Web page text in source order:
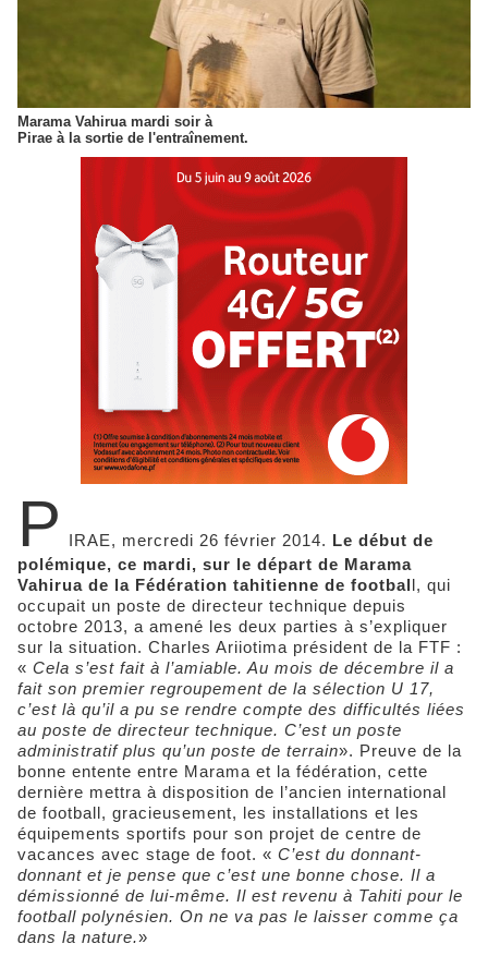
Marama Vahirua mardi soir à
Pirae à la sortie de l'entraînement.
P IRAE, mercredi 26 février 2014. Le début de
polémique, ce mardi, sur le départ de Marama
Vahirua de la Fédération tahitienne de football, qui
occupait un poste de directeur technique depuis
octobre 2013, a amené les deux parties à s’expliquer
sur la situation. Charles Ariiotima président de la FTF :
« Cela s’est fait à l’amiable. Au mois de décembre il a
fait son premier regroupement de la sélection U 17,
c’est là qu’il a pu se rendre compte des difficultés liées
au poste de directeur technique. C’est un poste
administratif plus qu’un poste de terrain». Preuve de la
bonne entente entre Marama et la fédération, cette
dernière mettra à disposition de l’ancien international
de football, gracieusement, les installations et les
équipements sportifs pour son projet de centre de
vacances avec stage de foot. « C’est du donnant-
donnant et je pense que c’est une bonne chose. Il a
démissionné de lui-même. Il est revenu à Tahiti pour le
football polynésien. On ne va pas le laisser comme ça
dans la nature.»